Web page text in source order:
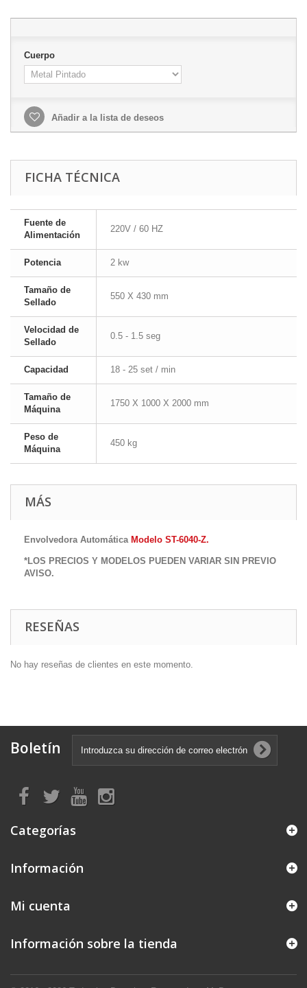
Cuerpo
Añadir a la lista de deseos
FICHA TÉCNICA
Fuente de
Alimentación
220V / 60 HZ
Potencia 2 kw
Tamaño de
Sellado
550 X 430 mm
Velocidad de
Sellado
0.5 - 1.5 seg
Capacidad 18 - 25 set / min
Tamaño de
Máquina
1750 X 1000 X 2000 mm
Peso de
Máquina
450 kg
MÁS
Envolvedora Automática Modelo ST-6040-Z.
*LOS PRECIOS Y MODELOS PUEDEN VARIAR SIN PREVIO
AVISO.
RESEÑAS
No hay reseñas de clientes en este momento.
Boletín
Categorías
Información
Mi cuenta
Información sobre la tienda